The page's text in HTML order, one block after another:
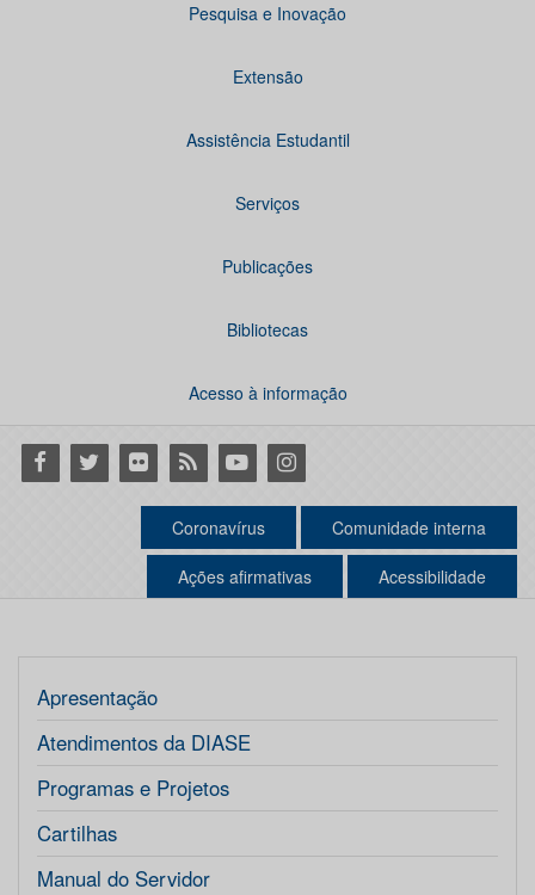
Pesquisa e Inovação
Extensão
Assistência Estudantil
Serviços
Publicações
Bibliotecas
Acesso à informação
Facebook
Twitter Flickr RSS YoutubeInstagram
Coronavírus Comunidade interna
Ações afirmativas Acessibilidade
Apresentação
Atendimentos da DIASE
Programas e Projetos
Cartilhas
Manual do Servidor